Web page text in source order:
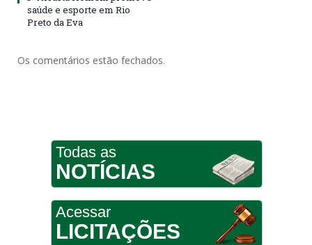
saúde e esporte em Rio
Preto da Eva
Os comentários estão fechados.
Todas as
NOTÍCIAS
Acessar
LICITAÇÕES